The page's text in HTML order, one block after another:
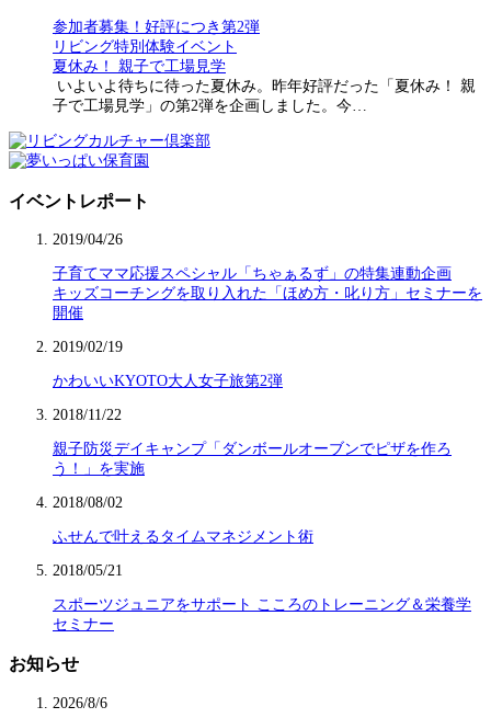
参加者募集！好評につき第2弾
リビング特別体験イベント
夏休み！ 親子で工場見学
いよいよ待ちに待った夏休み。昨年好評だった「夏休み！ 親
子で工場見学」の第2弾を企画しました。今…
イベントレポート
2019/04/26
子育てママ応援スペシャル「ちゃぁるず」の特集連動企画
キッズコーチングを取り入れた「ほめ方・叱り方」セミナーを
開催
2019/02/19
かわいいKYOTO大人女子旅第2弾
2018/11/22
親子防災デイキャンプ「ダンボールオーブンでピザを作ろ
う！」を実施
2018/08/02
ふせんで叶えるタイムマネジメント術
2018/05/21
スポーツジュニアをサポート こころのトレーニング＆栄養学
セミナー
お知らせ
2026/8/6